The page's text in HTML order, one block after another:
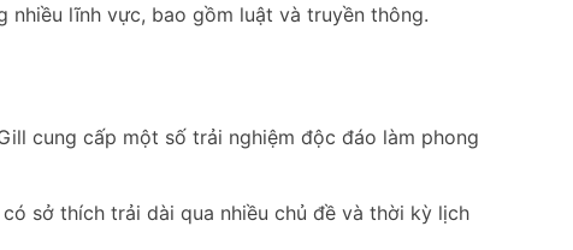
nhiều lĩnh vực, bao gồm luật và truyền thông.
cung cấp một số trải nghiệm độc đáo làm phong
sở thích trải dài qua nhiều chủ đề và thời kỳ lịch